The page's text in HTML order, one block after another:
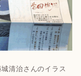
清治さんのイラス